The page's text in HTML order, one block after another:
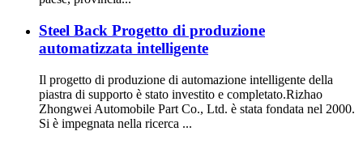
Steel Back Progetto di produzione
automatizzata intelligente
Il progetto di produzione di automazione intelligente della
piastra di supporto è stato investito e completato.Rizhao
Zhongwei Automobile Part Co., Ltd. è stata fondata nel 2000.
Si è impegnata nella ricerca ...